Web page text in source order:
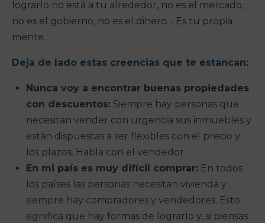
lograrlo no está a tu alrededor, no es el mercado,
no es el gobierno, no es el dinero… Es tu propia
mente.
Deja de lado estas creencias que te estancan:
Nunca voy a encontrar buenas propiedades
con descuentos: Siempre hay personas que
necesitan vender con urgencia sus inmuebles y
están dispuestas a ser flexibles con el precio y
los plazos. Habla con el vendedor.
En mi país es muy difícil comprar: En todos
los países las personas necesitan vivienda y
siempre hay compradores y vendedores. Esto
significa que hay formas de lograrlo y, si piensas